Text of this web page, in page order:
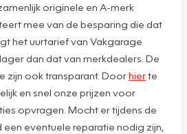
originele en A-merk
mee van de besparing die dat
het uurtarief van Vakgarage
dan dat van merkdealers. De
zijn ook transparant. Doorhierte
en snel onze prijzen voor
opvragen. Mocht er tijdens de
eventuele reparatie nodig zijn,